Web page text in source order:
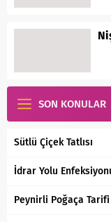
SON KONULAR
Sütlü Çiçek Tatlısı
İdrar Yolu
Peynirli Poğaça Tarifi